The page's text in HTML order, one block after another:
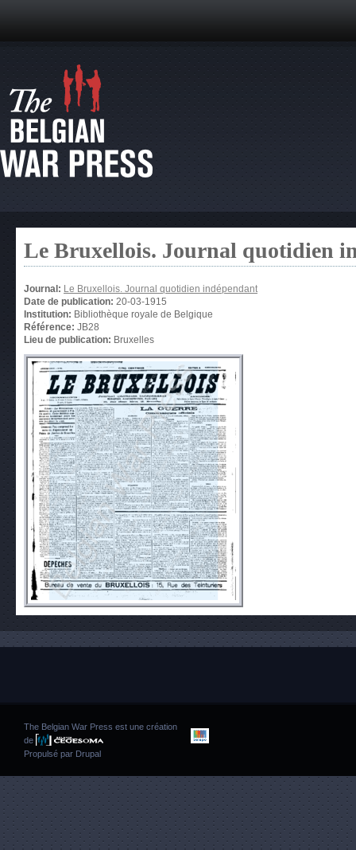
Le Bruxellois. Journal quotidien
Journal: Le Bruxellois. Journal quotidien indépendant
Date de publication: 20-03-1915
Institution: Bibliothèque royale de Belgique
Référence: JB28
Lieu de publication: Bruxelles
The Belgian War Press est une création
de
Propulsé par Drupal